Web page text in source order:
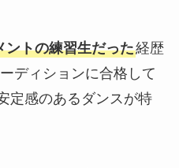
ントの練習生だった経歴
ディションに合格して
定感のあるダンスが特